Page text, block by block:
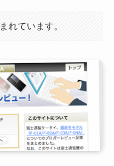
れています。